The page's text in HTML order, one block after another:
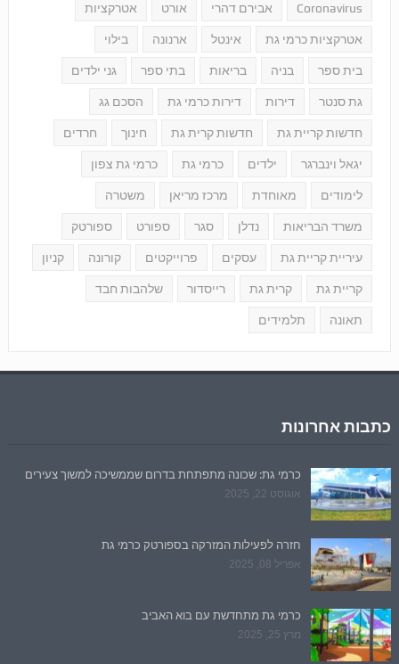
Coronavirus אבירם דהרי אורט אטרקציות
אטרקציות כרמי גת אינטל ארנונה בילוי
בית ספר בניה בריאות בתי ספר גני ילדים
גת סנטר דירות דירות כרמי גת הסכם גג
חדשות קריית גת חדשות קרית גת חינוך חרדים
יגאל וינברגר ילדים כרמי גת כרמי גת צפון
לימודים מאוחדת מרכז מריאן משטרה
משרד הבריאות נדלן סגר ספורט ספורטק
עיריית קריית גת עסקים פרוייקטים קורונה קניון
קריית גת קרית גת רייסדור שלהבות חבד
תאונה תלמידים
כתבות אחרונות
כרמי גת: שכונה מתפתחת בדרום שממשיכה למשוך צעירים
אוגוסט 22, 2025
חזרה לפעילות המזרקה בספורטק כרמי גת
אפריל 08, 2025
כרמי גת מתחדשת עם בוא האביב
מרץ 25, 2025